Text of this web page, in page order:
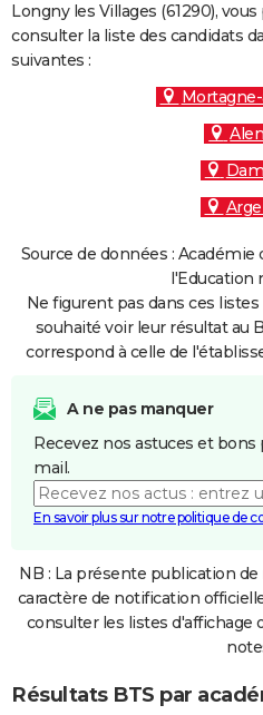
FORUM
Longny les Villages (61290),
consulter la liste des candidats
suivantes :
Source de données :
l'Education
Ne figurent pas dans ces
souhaité voir leur résultat au
correspond à celle de
A ne pas manquer
Recevez nos astuces et
mail.
En savoir plus sur notre politique de
NB : La présente publication
caractère de notification
consulter les listes d'affichage
Résultats BTS par